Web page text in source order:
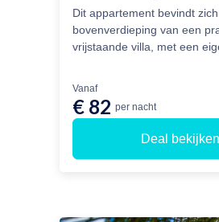
Dit appartement bevindt
bovenverdieping van een
vrijstaande villa, met een
boxspring van 180 x 200 cm,
bekend als
slaapkamers hebben een
Vanaf
€ 82 per nacht
Deal bekijken